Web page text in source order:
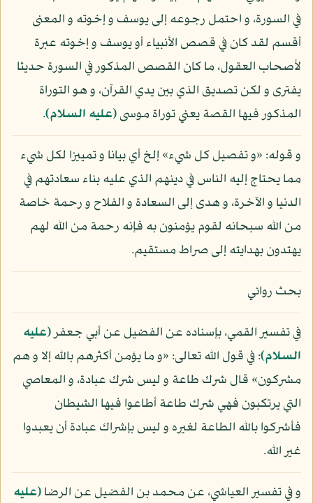
في السورة، و احتمل رجوعه إلى يوسف و إخوته و المعنى
أقسم لقد كان في قصص الأنبياء أو يوسف و إخوته عبرة
لأصحاب العقول، ما كان القصص المذكور في السورة حديثا
يفترى و لكن تصديق الذي بين يدي القرآن، و هو التوراة
المذكور فيها القصة يعني توراة موسى(عليه السلام).
و قوله: «و تفصيل كل شيء» إلخ أي بيانا و تمييزا لكل شيء
مما يحتاج إليه الناس في دينهم الذي عليه بناء سعادتهم في
الدنيا و الآخرة، و هدى إلى السعادة و الفلاح و رحمة خاصة
من الله سبحانه لقوم يؤمنون به فإنه رحمة من الله لهم
يهتدون بهدايته إلى صراط مستقيم.
بحث روائي
في تفسير القمي، بإسناده عن الفضيل عن أبي جعفر(عليه
السلام): في قول الله تعالى: «و ما يؤمن أكثرهم بالله إلا و هم
مشركون» قال شرك طاعة و ليس شرك عبادة، و المعاصي
التي يرتكبون فهي شرك طاعة أطاعوا فيها الشيطان
فأشركوا بالله الطاعة لغيره و ليس بإشراك عبادة أن يعبدوا
غير الله.
و في تفسير العياشي، عن محمد بن الفضيل عن الرضا(عليه